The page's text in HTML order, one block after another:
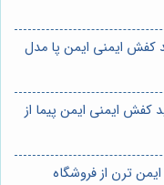
کفش ایمنی ایمن پا مدل
کفش ایمنی ایمن پیما از
ترن از فروشگاه